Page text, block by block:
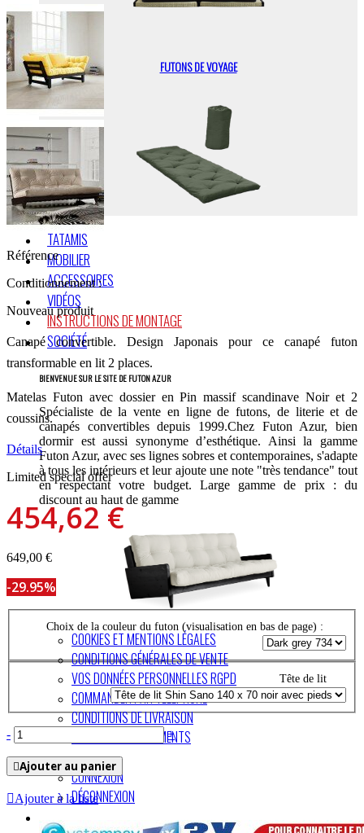
FUTONS DE VOYAGE
TATAMIS
MOBILIER
ACCESSOIRES
VIDÉOS
INSTRUCTIONS DE MONTAGE
SOCIÉTÉ
BIENVENUE SUR LE SITE DE FUTON AZUR
Spécialiste de la vente en ligne de futons, de literie et de
canapés convertibles depuis 1999.Chez Futon Azur, bien
dormir est aussi synonyme d’esthétique. Ainsi la gamme
Futon Azur, avec ses lignes sobres et contemporaines, s'adapte
à tous les intérieurs et leur ajoute une note "très tendance" tout
en respectant votre budget. Large gamme de prix : du
discount au haut de gamme
COOKIES ET MENTIONS LÉGALES
CONDITIONS GÉNÉRALES DE VENTE
VOS DONNÉES PERSONNELLES RGPD
COMMANDER PAR TÉLÉPHONE
CONDITIONS DE LIVRAISON
SÉCURITÉ DES PAIEMENTS
CONNEXION
DÉCONNEXION
Référence
Conditionnement :
Nouveau produit
Canapé convertible. Design Japonais pour ce canapé futon
transformable en lit 2 places.
Matelas Futon avec dossier en Pin massif scandinave Noir et 2
coussins.
Détails
Limited special offer
454,62 €
649,00 €
-29.95%
Choix de la couleur du futon (visualisation en bas de page) :
Tête de lit
- +
Ajouter au panier
Ajouter à la liste